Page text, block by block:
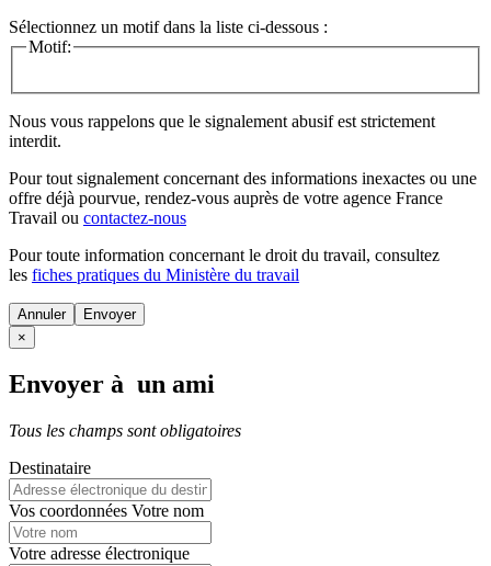
Sélectionnez un motif dans la liste ci-dessous :
Motif:
Nous vous rappelons que le signalement abusif est strictement
interdit.
Pour tout signalement concernant des informations inexactes ou une
offre déjà pourvue, rendez-vous auprès de votre agence France
Travail ou contactez-nous
Pour toute information concernant le droit du travail, consultez
les fiches pratiques du Ministère du travail
Annuler
×
Envoyer à un ami
Tous les champs sont obligatoires
Destinataire
Vos coordonnées Votre nom
Votre adresse électronique